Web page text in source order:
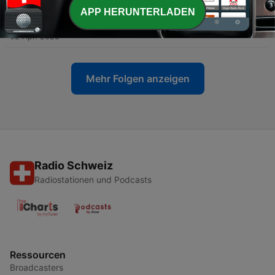
4 - Zakochany student. Chopin w Warszawie
02 Apr. 2025
Mehr Folgen anzeigen
Radio Schweiz
Radiostationen und Podcasts
Ressourcen
Broadcasters
APP HERUNTERLADEN